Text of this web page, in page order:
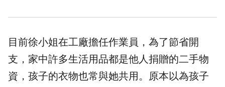
目前徐小姐在工廠擔任作業員，為了節省開
支，家中許多生活用品都是他人捐贈的二手物
資，孩子的衣物也常與她共用。原本以為孩子